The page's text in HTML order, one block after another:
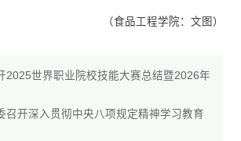
（食品工程学院：文图）
2025世界职业院校技能大赛总结暨2026年
召开深入贯彻中央八项规定精神学习教育